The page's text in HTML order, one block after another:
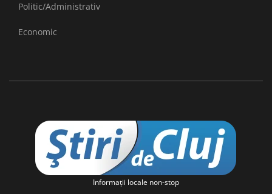
Politic/Administrativ
Economic
Informaţii locale non-stop